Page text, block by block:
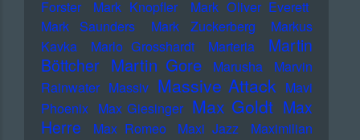
Forster
Mark Knopfler
Mark Oliver Everett
Mark Saunders
Mark Zuckerberg
Markus
Kavka
Marlo Grosshardt Marteria
Martin
Böttcher Martin Gore Marusha
Marvin
Rainwater Massiv Massive Attack Mavi
Phoenix Max Giesinger Max Goldt Max
Herre
Max Romeo Maxi Jazz
Maximilian